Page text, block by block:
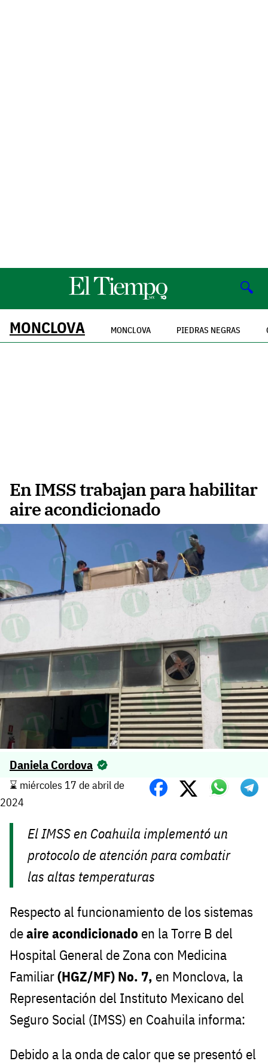
🔍
MONCLOVA MONCLOVA PIEDRAS NEGRAS
En IMSS trabajan para habilitar
aire acondicionado
Daniela Cordova
⌛️ miércoles 17 de abril de
2024
El IMSS en Coahuila implementó un
protocolo de atención para combatir
las altas temperaturas
Respecto al funcionamiento de los sistemas
deaire acondicionado en la Torre B del
Hospital General de Zona con Medicina
Familiar(HGZ/MF) No. 7, en Monclova, la
Representación del Instituto Mexicano del
Seguro Social (IMSS) en Coahuila informa:
Debido a la onda de calor que se presentó el